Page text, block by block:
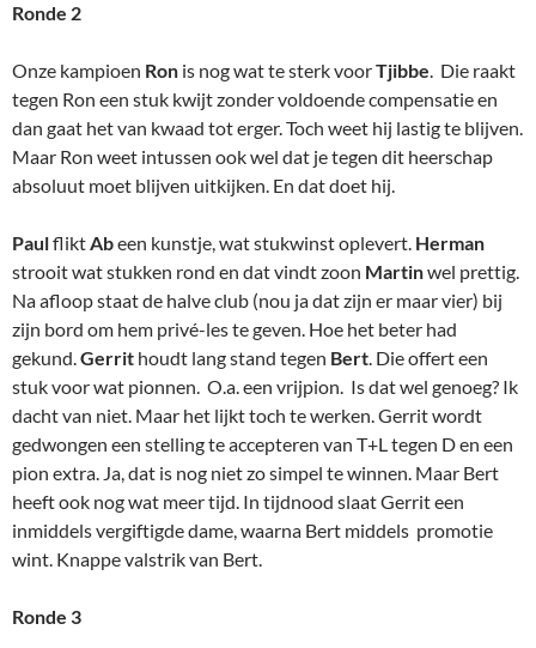
Ronde 2
Onze kampioen Ron is nog wat te sterk voorTjibbe. Die raakt
tegen Ron een stuk kwijt zonder voldoende compensatie en
dan gaat het van kwaad tot erger. Toch weet hij lastig te blijven.
Maar Ron weet intussen ook wel dat je tegen dit heerschap
absoluut moet blijven uitkijken. En dat doet hij.
PaulfliktAbeen kunstje, wat stukwinst oplevert. Herman
strooit wat stukken rond en dat vindt zoon Martinwel prettig.
Na afloop staat de halve club (nou ja dat zijn er maar vier) bij
zijn bord om hem privé-les te geven. Hoe het beter had
gekund.Gerrit houdt lang stand tegen Bert. Die offert een
stuk voor wat pionnen. O.a. een vrijpion. Is dat wel genoeg? Ik
dacht van niet. Maar het lijkt toch te werken. Gerrit wordt
gedwongen een stelling te accepteren van T+L tegen D en een
pion extra. Ja, dat is nog niet zo simpel te winnen. Maar Bert
heeft ook nog wat meer tijd. In tijdnood slaat Gerrit een
inmiddels vergiftigde dame, waarna Bert middels promotie
wint. Knappe valstrik van Bert.
Ronde 3